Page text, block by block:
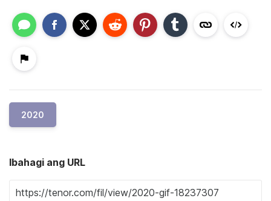
2020
Ibahagi ang URL